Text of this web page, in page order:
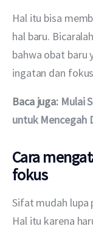
Hal itu bisa
hal baru.
bahwa obat baru
ingatan dan
Baca juga: Mulai
untuk Mencegah
Cara
fokus
Sifat mudah lupa
Hal itu karena